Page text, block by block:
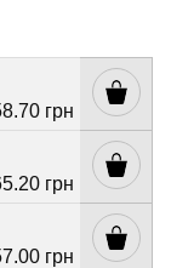
грн
грн
грн